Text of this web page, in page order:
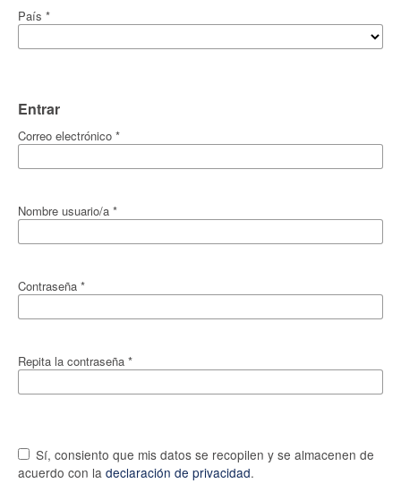
País *
Entrar
Correo electrónico *
Nombre usuario/a *
Contraseña *
Repita la contraseña *
Sí, consiento que mis datos se recopilen y se almacenen de
acuerdo con la declaración de privacidad.